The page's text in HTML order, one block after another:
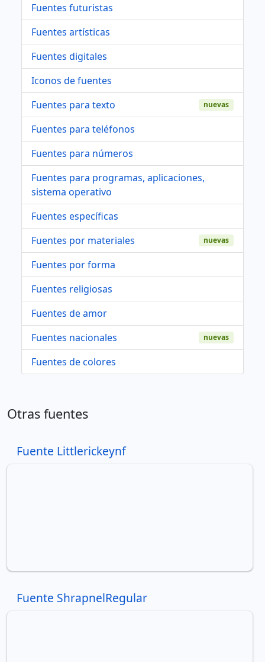
Fuentes futuristas
Fuentes artísticas
Fuentes digitales
Iconos de fuentes
Fuentes para texto
nuevas
Fuentes para teléfonos
Fuentes para números
Fuentes para programas, aplicaciones,
sistema operativo
Fuentes específicas
Fuentes por materiales
nuevas
Fuentes por forma
Fuentes religiosas
Fuentes de amor
Fuentes nacionales
nuevas
Fuentes de colores
Otras fuentes
Fuente Littlerickeynf
Fuente ShrapnelRegular